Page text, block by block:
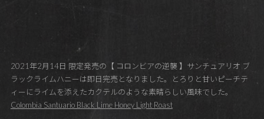
2021年2月14日 限定発売の【 コロンビアの逆襲 】サンチュアリオ ブ
ラックライムハニーは即日完売となりました。とろりと甘いピーチテ
ィーにライムを添えたカクテルのような素晴らしい風味でした。
Colombia Santuario Black Lime Honey Light Roast